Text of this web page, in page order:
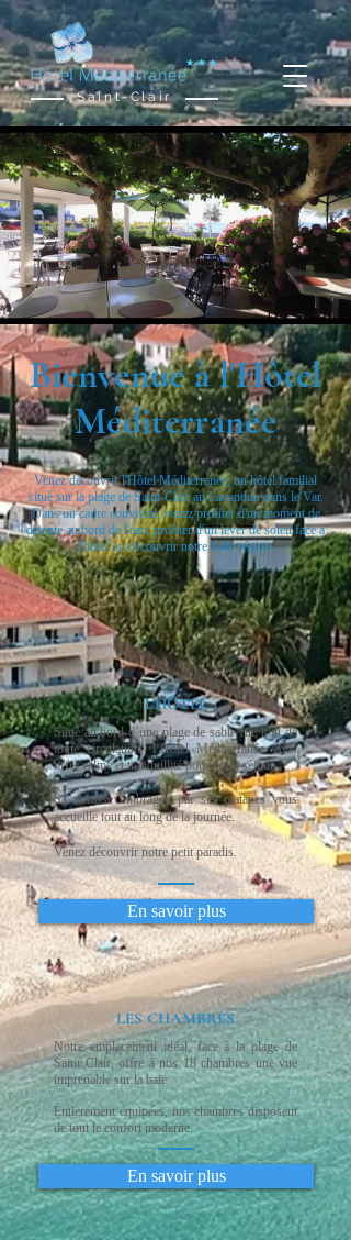
Saint-Clair
Bienvenue à l'Hôtel
Méditerranée
Venez découvrir l'Hôtel Méditerranée, un hôtel familial
situé sur la plage de Saint-Clair au Lavandou dans le Var.
Dans un cadre convivial, venez profiter d'un moment de
détente au bord de l'eau, profiter d'un lever de soleil face à
l'hôtel ou découvrir notre belle région.
L'HÔTEL
Situé au bord d’une plage de sable fin, loin de
toute circulation, l’Hôtel Méditerranée vous
offre calme et tranquillité pour votre séjour.
Sa terrasse ombragée par ses platanes vous
accueille tout au long de la journée.
Venez découvrir notre petit paradis.
En savoir plus
LES CHAMBRES
Notre emplacement idéal, face à la plage de
Saint Clair, offre à nos 18 chambres une vue
imprenable sur la baie.
Entièrement équipées, nos chambres disposent
de tout le confort moderne.
En savoir plus